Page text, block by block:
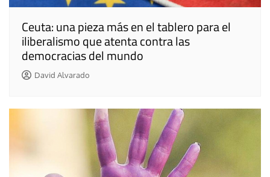
Ceuta: una pieza más en el tablero para el
iliberalismo que atenta contra las
democracias del mundo
David Alvarado